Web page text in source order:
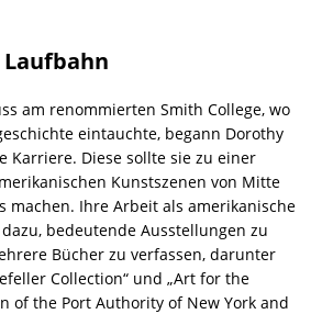
am renommierten Smith College, wo
eintauchte, begann Dorothy
Karriere. Diese sollte sie zu einer
Kunstszenen von Mitte
machen. Ihre Arbeit als amerikanische
bedeutende Ausstellungen zu
Bücher zu verfassen, darunter
Collection“ und „Art for the
of the Port Authority of New York and